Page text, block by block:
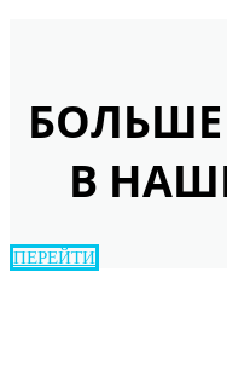
В
ПЕРЕЙТИ